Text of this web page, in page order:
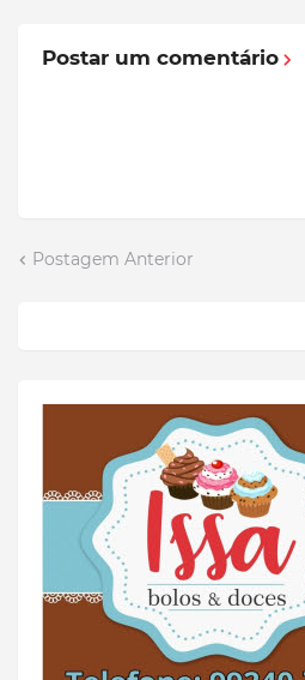
Postar um comentário
Postagem Anterior